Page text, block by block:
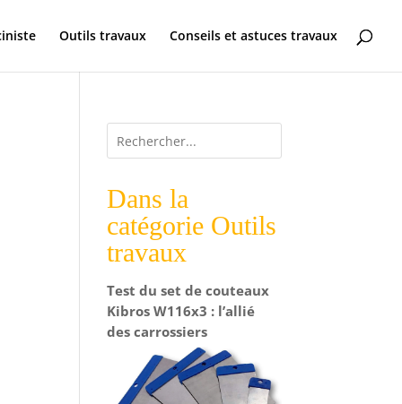
Outils travaux Conseils et astuces travaux
Dans la
catégorie Outils
travaux
Test du set de couteaux
Kibros W116x3 : l’allié
des carrossiers